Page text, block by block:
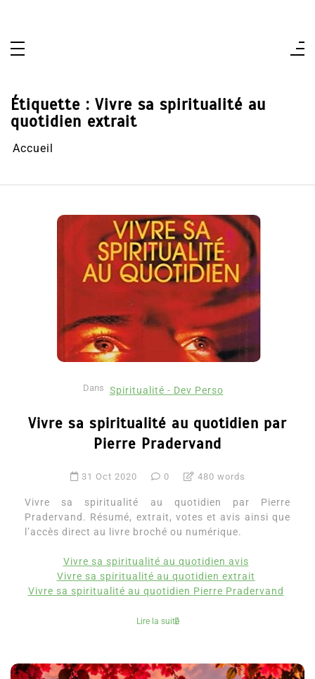
Étiquette : Vivre sa spiritualité au
quotidien extrait
Accueil
Dans Spiritualité - Dev Perso
Vivre sa spiritualité au quotidien par
Pierre Pradervand
31 Oct 2020 0 480 words
Vivre sa spiritualité au quotidien par Pierre
Pradervand. Résumé, extrait, votes et avis ainsi que
l’accès direct au livre broché ou numérique.
Vivre sa spiritualité au quotidien avis
Vivre sa spiritualité au quotidien extrait
Vivre sa spiritualité au quotidien Pierre Pradervand
Lire la suite